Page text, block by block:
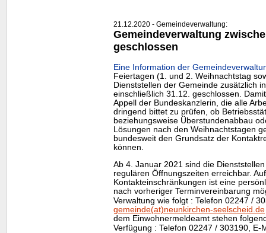
21.12.2020 - Gemeindeverwaltung:
Gemeindeverwaltung
geschlossen
Eine Information der
Feiertagen (1. und 2. Weihnachtstag
Dienststellen der Gemeinde zusätzlich
einschließlich 31.12. geschlossen.
Appell der Bundeskanzlerin, die alle
dringend bittet zu prüfen, ob
beziehungsweise Überstundenabbau
Lösungen nach den Weihnachtstagen
bundesweit den Grundsatz der
können.
Ab 4. Januar 2021 sind die
regulären Öffnungszeiten erreichbar.
Kontakteinschränkungen ist eine
nach vorheriger Terminvereinbarung
Verwaltung wie folgt : Telefon 02247 /
gemeinde(at)neunkirchen-seelscheid.de
dem Einwohnermeldeamt stehen
Verfügung : Telefon 02247 / 303190,